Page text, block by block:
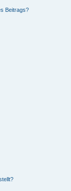
Beitrags?